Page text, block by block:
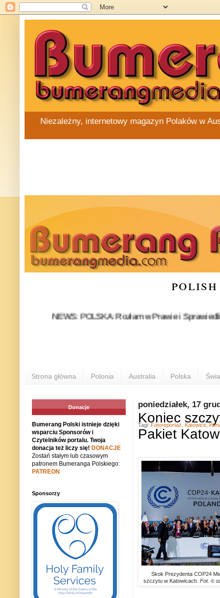
Niezależny, internetowy magazyn Polaków w
NEWS: POLSKA: Rozłam w Prawie i
Strona główna Polonia Australia Polska
poniedziałek, 17
Koniec
Pakiet
Skok Prezydenta COP24
szczytu w Katowicach. Fot. ©
Tagi: Fotoreportaż Katowice
Donacje
Bumerang Polski istnieje dzięki
wsparciu Sponsorów i
Czytelników portalu. Twoja
donacja też liczy się! DONACJE
Zostań stałym lub czasowym
patronem Bumeranga Polskiego:
PATREON
Sponsorzy